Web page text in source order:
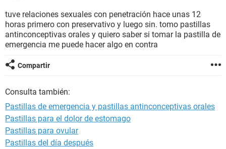
SEXUALIDAD
tuve relaciones sexuales con penetración hace unas 12
horas primero con preservativo y luego sin. tomo pastillas
antinconceptivas orales y quiero saber si tomar la pastilla de
emergencia me puede hacer algo en contra
Compartir
Consulta también:
Pastillas de emergencia y pastillas antinconceptivas orales
Pastillas para el dolor de estomago
Pastillas para ovular
Pastillas del día después